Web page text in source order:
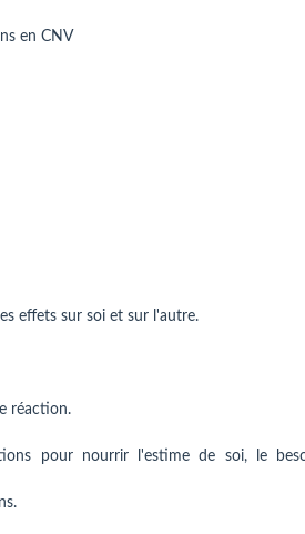
en CNV
effets sur soi et sur l'autre.
réaction.
pour nourrir l'estime de soi, le